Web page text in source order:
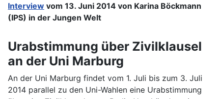
Interview vom 13. Juni 2014 von Karina Böckmann
(IPS) in der Jungen Welt
Urabstimmung über Zivilklausel
an der Uni Marburg
An der Uni Marburg findet vom 1. Juli bis zum 3. Juli
2014 parallel zu den Uni-Wahlen eine Urabstimmung